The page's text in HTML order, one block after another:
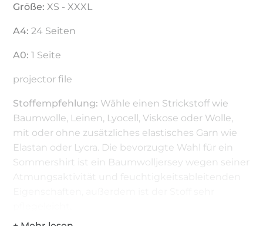
Größe: XS - XXXL
A4: 24 Seiten
A0: 1 Seite
projector file
Stoffempfehlung: Wähle einen Strickstoff wie
Baumwolle, Leinen, Lyocell, Viskose oder Wolle,
mit oder ohne zusätzliches elastisches Garn wie
Elastan oder Lycra. Die bevorzugte Wahl für ein
Sommershirt ist ein Baumwolljersey wegen seiner